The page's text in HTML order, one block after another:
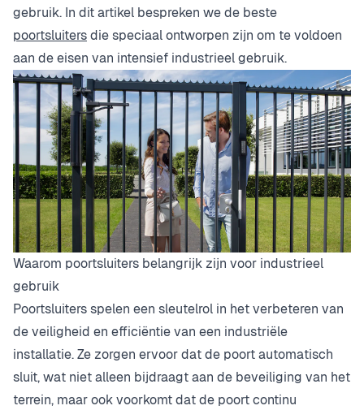
gebruik. In dit artikel bespreken we de beste
poortsluitersdie speciaal ontworpen zijn om te voldoen
aan de eisen van intensief industrieel gebruik.
Waarom poortsluiters belangrijk zijn voor industrieel
gebruik
Poortsluiters spelen een sleutelrol in het verbeteren van
de veiligheid en efficiëntie van een industriële
installatie. Ze zorgen ervoor dat de poort automatisch
sluit, wat niet alleen bijdraagt aan de beveiliging van het
terrein, maar ook voorkomt dat de poort continu